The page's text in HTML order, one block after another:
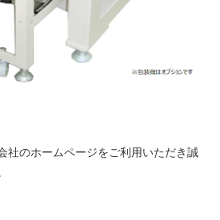
社のホームページをご利用いただき誠